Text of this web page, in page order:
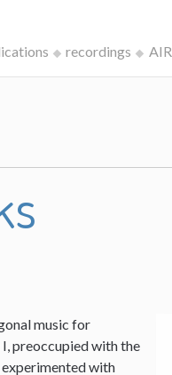
recordings AIR
music for
preoccupied with the
with